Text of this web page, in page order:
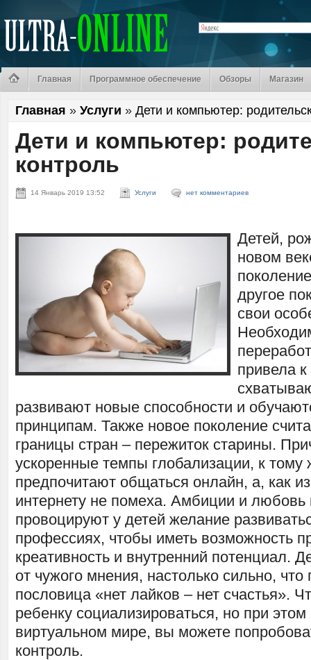
Главная Программное обеспечение Обзоры Магазин
Главная » Услуги » Дети и компьютер:
Дети и компьютер:
контроль
14 Январь 2019 13:52 Услуги нет комментариев
Детей,
новом
другое
свои
привела к
развивают новые способности и
принципам. Также новое поколение
границы стран – пережиток старины.
ускоренные темпы глобализации, к тому
предпочитают общаться онлайн, а, как
интернету не помеха. Амбиции и любовь
провоцируют у детей желание
профессиях, чтобы иметь возможность
креативность и внутренний потенциал.
от чужого мнения, настолько сильно, что
пословица «нет лайков – нет счастья».
ребенку социализироваться, но при этом
виртуальном мире, вы можете
контроль.